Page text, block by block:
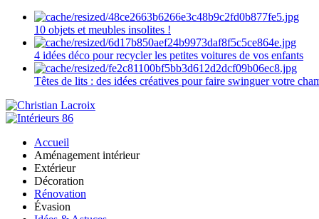
10 objets et meubles insolites !
4 idées déco pour recycler les petites voitures de vos enfants
Têtes de lits : des idées créatives pour faire swinguer votre
Accueil
Aménagement intérieur
Extérieur
Décoration
Rénovation
Évasion